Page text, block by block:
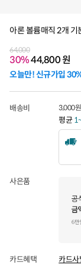
아론 볼륨매직 2개 기
64,000
30%44,800원
오늘만! 신규가입
배송비 3,000원
평균
사은품
카드혜택 카드사